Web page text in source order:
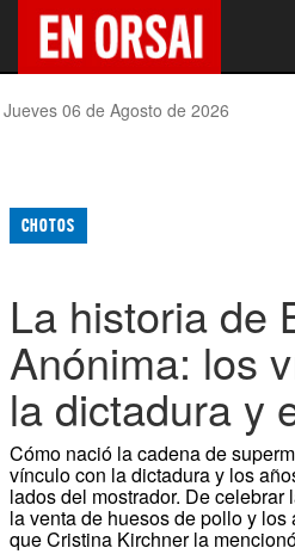
Jueves 06 de Agosto de 2026
CHOTOS
La historia de
Anónima: los
la dictadura y
Cómo nació la cadena de
vínculo con la dictadura y los
lados del mostrador. De
la venta de huesos de pollo y
que Cristina Kirchner la